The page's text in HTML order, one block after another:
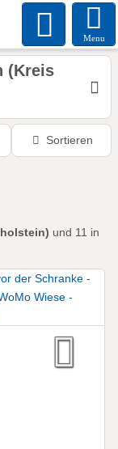
Menu
(Kreis
Sortieren
und 11 in